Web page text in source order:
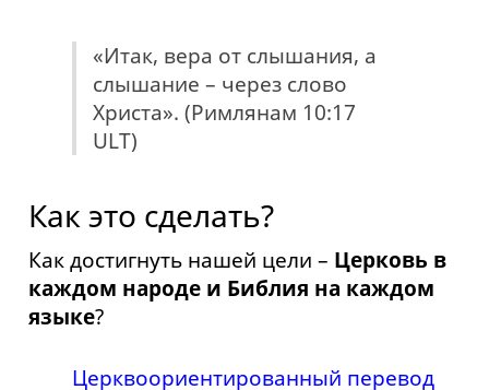
«Итак, вера от слышания, а
слышание – через слово
Христа». (Римлянам 10:17
ULT)
Как это сделать?
Как достигнуть нашей цели – Церковь в
каждом народе и Библия на каждом
языке?
Церквоориентированный перевод